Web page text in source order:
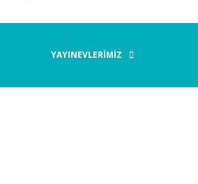
YAYINEVLERİMİZ